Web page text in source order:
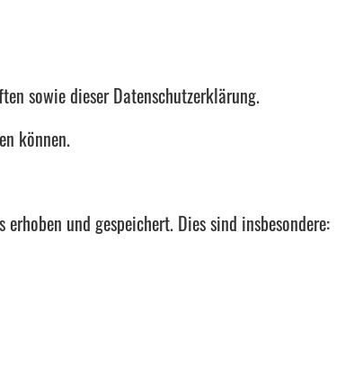
sowie dieser Datenschutzerklärung.
können.
und gespeichert. Dies sind insbesondere: